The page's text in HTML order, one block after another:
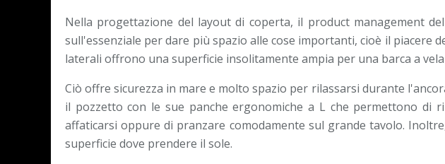
Nella progettazione del layout di coperta, il product management
sull'essenziale per dare più spazio alle cose importanti, cioè il piacere
laterali offrono una superficie insolitamente ampia per una barca a
Ciò offre sicurezza in mare e molto spazio per rilassarsi durante
il pozzetto con le sue panche ergonomiche a L che permettono di
affaticarsi oppure di pranzare comodamente sul grande tavolo.
superficie dove prendere il sole.